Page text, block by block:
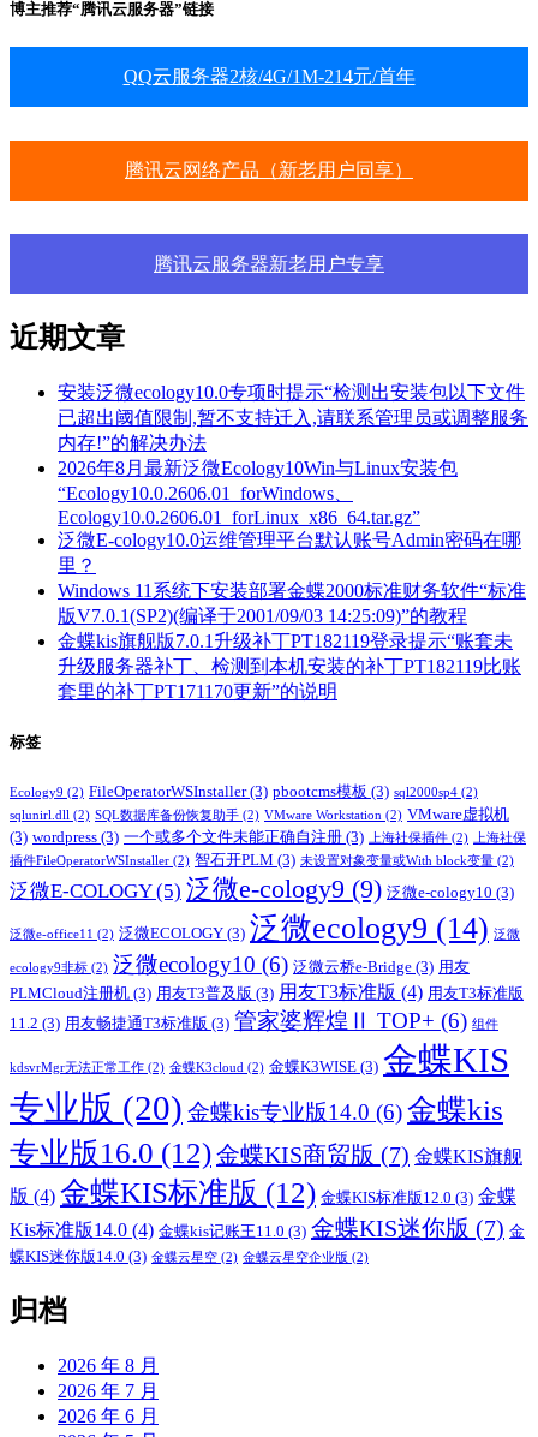
博主推荐“腾讯云服务器”链接
QQ云服务器2核/4G/1M-214元/首年
腾讯云网络产品（新老用户同享）
腾讯云服务器新老用户专享
近期文章
安装泛微ecology10.0专项时提示“检测出安装包以下文件
已超出阈值限制,暂不支持迁入,请联系管理员或调整服务
内存!”的解决办法
2026年8月最新泛微Ecology10Win与Linux安装包
“Ecology10.0.2606.01_forWindows、
Ecology10.0.2606.01_forLinux_x86_64.tar.gz”
泛微E-cology10.0运维管理平台默认账号Admin密码在哪
里？
Windows 11系统下安装部署金蝶2000标准财务软件“标准
版V7.0.1(SP2)(编译于2001/09/03 14:25:09)”的教程
金蝶kis旗舰版7.0.1升级补丁PT182119登录提示“账套未
升级服务器补丁、检测到本机安装的补丁PT182119比账
套里的补丁PT171170更新”的说明
标签
Ecology9 (2) FileOperatorWSInstaller(3) pbootcms模板 (3) sql2000sp4 (2)
sqlunirl.dll (2) SQL数据库备份恢复助手 (2) VMware Workstation (2) VMware虚拟机
(3) wordpress (3) 一个或多个文件未能正确自注册 (3) 上海社保插件 (2)
上海社保
插件FileOperatorWSInstaller (2) 智石开PLM (3) 未设置对象变量或With block变量 (2)
泛微E-COLOGY(5) 泛微e-cology9 (9) 泛微e-cology10 (3)
泛微e-office11 (2) 泛微ECOLOGY (3) 泛微ecology9 (14) 泛微
ecology9非标 (2) 泛微ecology10 (6) 泛微云桥e-Bridge (3) 用友
PLMCloud注册机 (3) 用友T3普及版 (3) 用友T3标准版 (4) 用友T3标准版
11.2 (3) 用友畅捷通T3标准版 (3) 管家婆辉煌Ⅱ TOP+ (6) 组件
kdsvrMgr无法正常工作 (2) 金蝶K3cloud (2) 金蝶K3WISE (3) 金蝶KIS
专业版 (20) 金蝶kis专业版14.0 (6)金蝶kis
专业版16.0 (12)金蝶KIS商贸版 (7) 金蝶KIS旗舰
版 (4) 金蝶KIS标准版 (12) 金蝶KIS标准版12.0 (3) 金蝶
Kis标准版14.0 (4) 金蝶kis记账王11.0 (3) 金蝶KIS迷你版 (7) 金
蝶KIS迷你版14.0 (3) 金蝶云星空 (2) 金蝶云星空企业版 (2)
归档
2026 年 8 月
2026 年 7 月
2026 年 6 月